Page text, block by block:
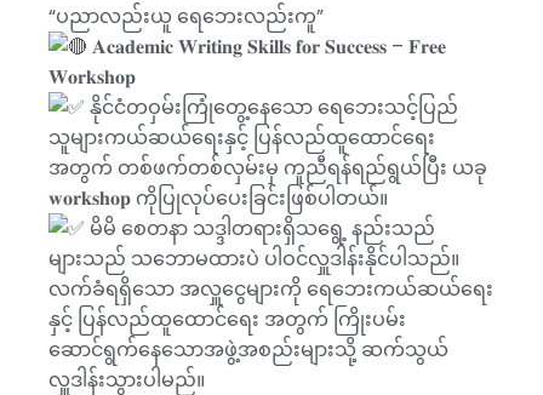
“ပညာလည်းယူ ရေဘေးလည်းကူ”
𝐀𝐜𝐚𝐝𝐞𝐦𝐢𝐜 𝐖𝐫𝐢𝐭𝐢𝐧𝐠 𝐒𝐤𝐢𝐥𝐥𝐬 𝐟𝐨𝐫 𝐒𝐮𝐜𝐜𝐞𝐬𝐬 – 𝐅𝐫𝐞𝐞
𝐖𝐨𝐫𝐤𝐬𝐡𝐨𝐩
နိုင်ငံတဝှမ်းကြုံတွေ့နေသော ရေဘေးသင့်ပြည်
သူများကယ်ဆယ်ရေးနှင့် ပြန်လည်ထူထောင်ရေး
အတွက် တစ်ဖက်တစ်လှမ်းမှ ကူညီရန်ရည်ရွယ်ပြီး ယခု
𝐰𝐨𝐫𝐤𝐬𝐡𝐨𝐩 ကိုပြုလုပ်ပေးခြင်းဖြစ်ပါတယ်။
မိမိ စေတနာ သဒ္ဒါတရားရှိသရွေ့ နည်းသည်
များသည် သဘောမထားပဲ ပါဝင်လှူဒါန်းနိုင်ပါသည်။
လက်ခံရရှိသော အလှူငွေများကို ရေဘေးကယ်ဆယ်ရေး
နှင့် ပြန်လည်ထူထောင်ရေး အတွက် ကြိုးပမ်း
ဆောင်ရွက်နေသောအဖွဲ့အစည်းများသို့ ဆက်သွယ်
လှူဒါန်းသွားပါမည်။